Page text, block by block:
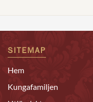
SITEMAP
Hem
Kungafamiljen